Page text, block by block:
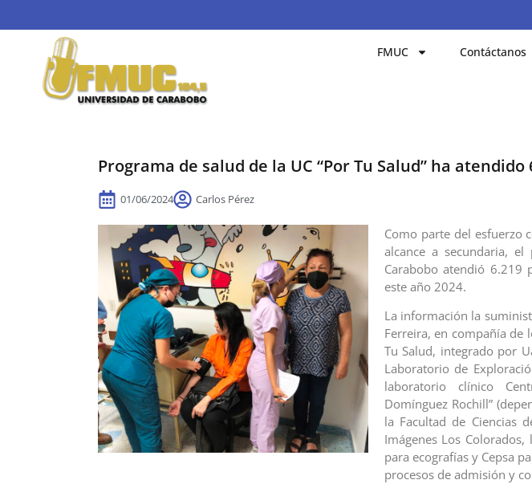
FMUC Contáctanos
Programa de salud de la UC “Por Tu Salud” ha atendido
01/06/2024 Carlos Pérez
Como parte del esfuerzo
alcance a secundaria,
Carabobo atendió 6.219
este año 2024.
La información la
Ferreira, en compañía de
Tu Salud, integrado
Laboratorio de
laboratorio clínico
Domínguez Rochill”
la Facultad de Ciencias
Imágenes Los
para ecografías y Cepsa
procesos de admisión y